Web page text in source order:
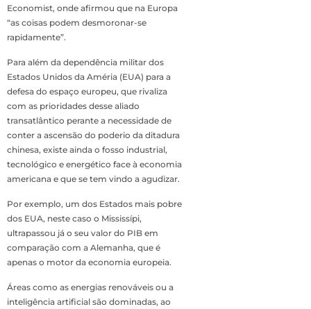
Economist, onde afirmou que na Europa
“as coisas podem desmoronar-se
rapidamente”.
Para além da dependência militar dos
Estados Unidos da Améria (EUA) para a
defesa do espaço europeu, que rivaliza
com as prioridades desse aliado
transatlântico perante a necessidade de
conter a ascensão do poderio da ditadura
chinesa, existe ainda o fosso industrial,
tecnológico e energético face à economia
americana e que se tem vindo a agudizar.
Por exemplo, um dos Estados mais pobre
dos EUA, neste caso o Mississípi,
ultrapassou já o seu valor do PIB em
comparação com a Alemanha, que é
apenas o motor da economia europeia.
Áreas como as energias renováveis ou a
inteligência artificial são dominadas, ao